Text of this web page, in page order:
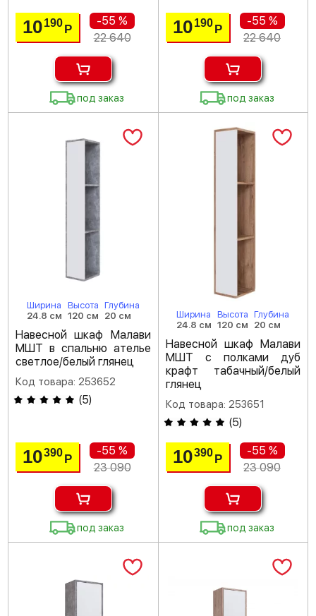
10190Р
-55 %
22 640
под заказ
10 190 Р
-55 %
22 640
под заказ
Ширина
24.8 см
Высота
120 см
Глубина
20 см
Навесной шкаф Малави
МШТ в спальню ателье
светлое/белый глянец
Код товара: 253652
(5)
10390 Р
-55 %
23 090
под заказ
Ширина
24.8 см
Высота
120 см
Глубина
20 см
Навесной шкаф Малави
МШТ с полками дуб
крафт табачный/белый
глянец
Код товара: 253651
(5)
10390 Р
-55 %
23 090
под заказ